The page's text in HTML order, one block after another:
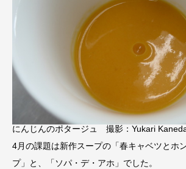
にんじんのポタージュ 撮影：Yukari Kaneda
4月の課題は新作スープの「春キャベツとホ
プ」と、「ソパ・デ・アホ」でした。